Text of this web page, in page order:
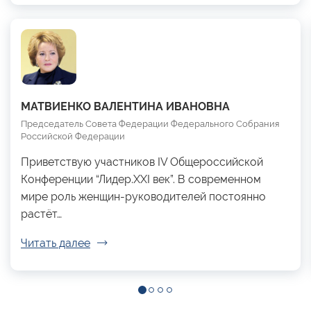
МАТВИЕНКО ВАЛЕНТИНА ИВАНОВНА
Председатель Совета Федерации Федерального Собрания
Российской Федерации
Приветствую участников IV Общероссийской
Конференции “Лидер.XXI век”. В современном
мире роль женщин-руководителей постоянно
растёт…
Читать далее